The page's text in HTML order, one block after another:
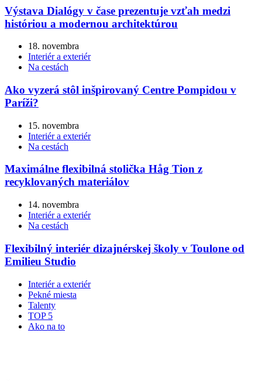
Výstava Dialógy v čase prezentuje vzťah medzi
históriou a modernou architektúrou
18. novembra
Interiér a exteriér
Na cestách
Ako vyzerá stôl inšpirovaný Centre Pompidou v
Paríži?
15. novembra
Interiér a exteriér
Na cestách
Maximálne flexibilná stolička Håg Tion z
recyklovaných materiálov
14. novembra
Interiér a exteriér
Na cestách
Flexibilný interiér dizajnérskej školy v Toulone od
Emilieu Studio
Interiér a exteriér
Pekné miesta
Talenty
TOP 5
Ako na to